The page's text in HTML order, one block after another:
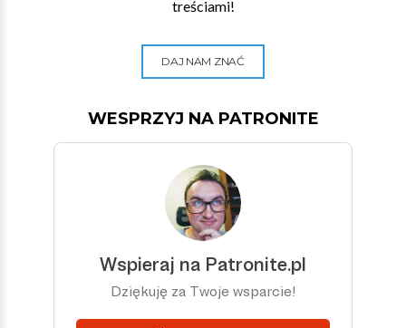
treściami!
DAJ NAM ZNAĆ
WESPRZYJ NA PATRONITE